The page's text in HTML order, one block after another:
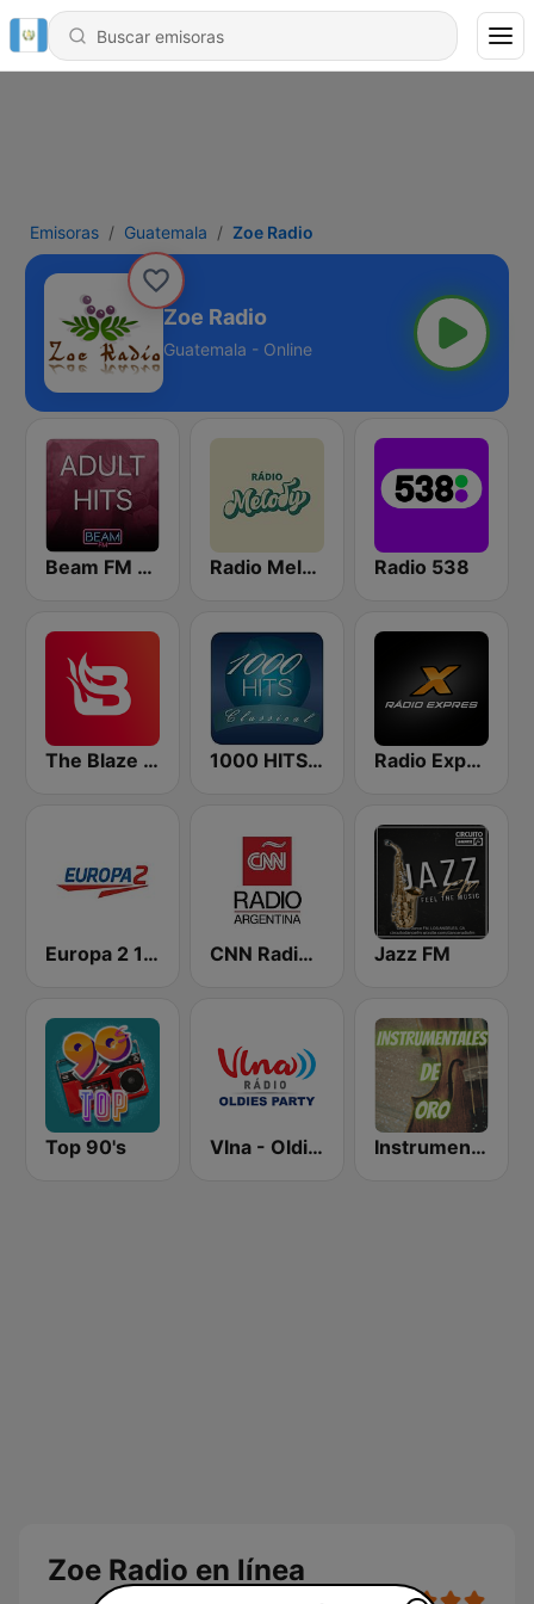
Emisoras Guatemala Zoe Radio
Zoe Radio
Guatemala - Online
Beam FM - Adult Hits Radio Melody Radio 538
The Blaze Radio Network 1000 HITS Classical Music Radio Expres
Europa 2 104.8 FM CNN Radio Argentina Jazz FM
Top 90's Vlna - Oldies party Instrumentales de Oro Radio
Zoe Radio en línea